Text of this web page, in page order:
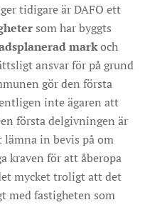
tidigare är DAFO ett
som har byggts
markoch
ansvar för på grund
gör den första
inte ägaren att
första delgivningen är
lämna in bevis på om
kraven för att åberopa
mycket troligt att det
med fastigheten som